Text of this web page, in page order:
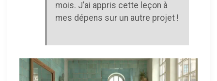
mois. J’ai appris cette leçon à
mes dépens sur un autre projet !